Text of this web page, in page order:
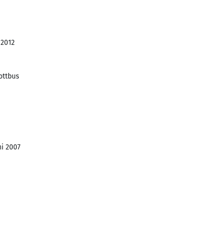
2007